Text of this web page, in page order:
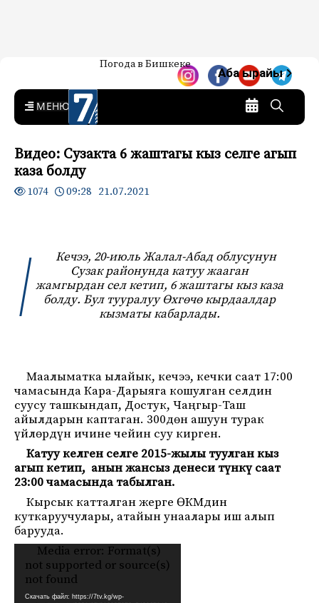
7-канал. Жаңылыктар —
Кыргызстан
Жаңылыктар — Кыргызстан
Погода в Бишкеке
Аба ырайы
MENU
Видео: Сузакта 6 жаштагы кыз селге агып
каза болду
1074 09:28 21.07.2021
Кечээ, 20-июль Жалал-Абад облусунун
Сузак районунда катуу жааган
жамгырдан сел кетип, 6 жаштагы кыз каза
болду. Бул тууралуу Өхгөчө кырдаалдар
кызматы кабарлады.
Маалыматка ылайык, кечээ, кечки саат 17:00
чамасында Кара-Дарыяга кошулган селдин
суусу ташкындап, Достук, Чаңгыр-Таш
айылдарын каптаган. 300дөн ашуун турак
үйлөрдүн ичине чейин суу кирген.
Катуу келген селге 2015-жылы туулган кыз
агып кетип, анын жансыз денеси түнкү саат
23:00 чамасында табылган.
Кырсык катталган жерге ӨКМдин
куткаруучулары, атайын унаалары иш алып
барууда.
Видеоплеер
Media error: Format(s)
not supported or source(s)
not found
Скачать файл: https://7tv.kg/wp-